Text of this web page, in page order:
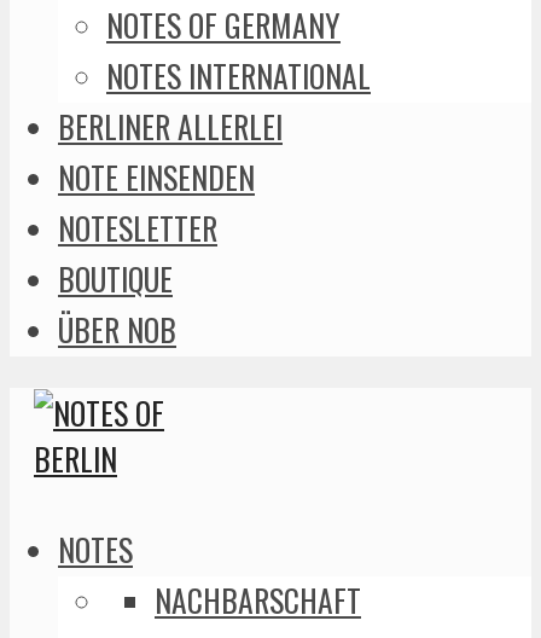
NOTES OF GERMANY
NOTES INTERNATIONAL
BERLINER ALLERLEI
NOTE EINSENDEN
NOTESLETTER
BOUTIQUE
ÜBER NOB
NOTES
NACHBARSCHAFT